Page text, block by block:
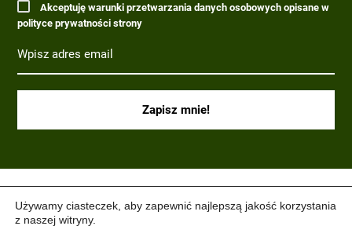
Akceptuję warunki przetwarzania danych osobowych opisane w
polityce prywatności strony
Używamy ciasteczek, aby zapewnić najlepszą jakość korzystania
z naszej witryny.